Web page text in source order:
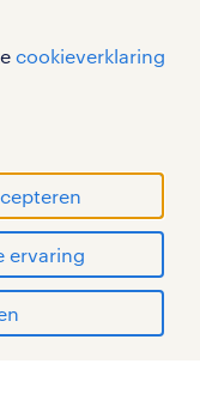
cookieverklaring
ervaring
THE